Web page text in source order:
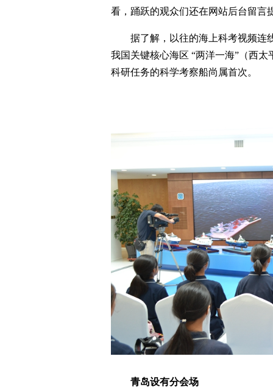
看，踊跃的观众们还在网站后台留言
据了解，以往的海上科考视频连
我国关键核心海区 “两洋一海”（西
科研任务的科学考察船尚属首次。
青岛设有分会场